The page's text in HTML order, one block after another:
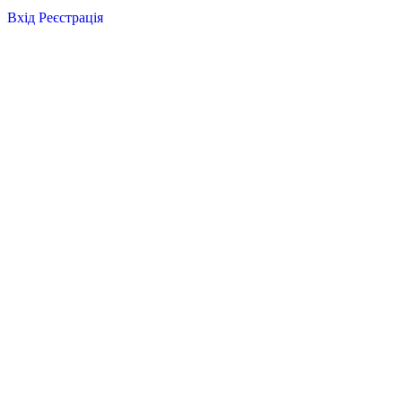
Вхід Реєстрація